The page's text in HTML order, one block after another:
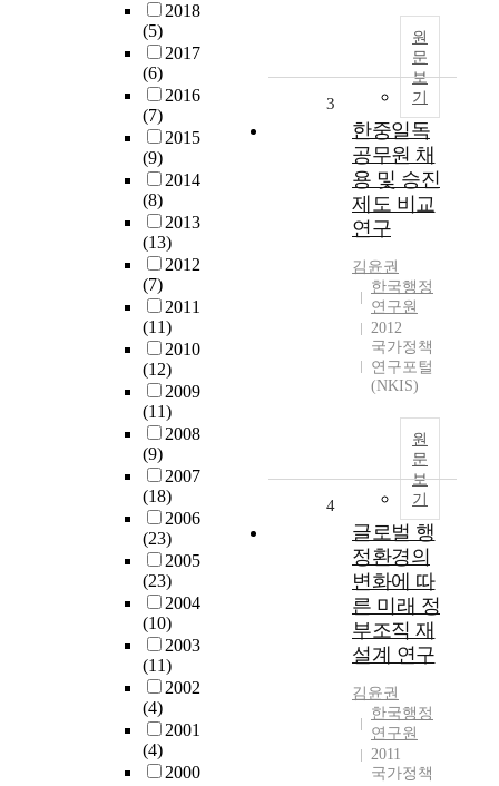
2018
(5)
2017
(6)
2016
(7)
2015
(9)
2014
(8)
2013
(13)
2012
(7)
2011
(11)
2010
(12)
2009
(11)
2008
(9)
2007
(18)
2006
(23)
2005
(23)
2004
(10)
2003
(11)
2002
(4)
2001
(4)
2000
원
문
보
기
3
한중일독
공무원 채
용 및 승진
제도 비교
연구
김윤권
한국행정
연구원
2012
국가정책
연구포털
(NKIS)
원
문
보
기
4
글로벌 행
정환경의
변화에 따
른 미래 정
부조직 재
설계 연구
김윤권
한국행정
연구원
2011
국가정책